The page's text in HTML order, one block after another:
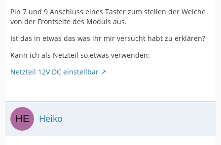
Pin 7 und 9 Anschluss eines Taster zum stellen der Weiche
von der Frontseite des Moduls aus.
Ist das in etwas das was ihr mir versucht habt zu erklären?
Kann ich als Netzteil so etwas verwenden:
Netzteil 12V DC einstellbar
Heiko